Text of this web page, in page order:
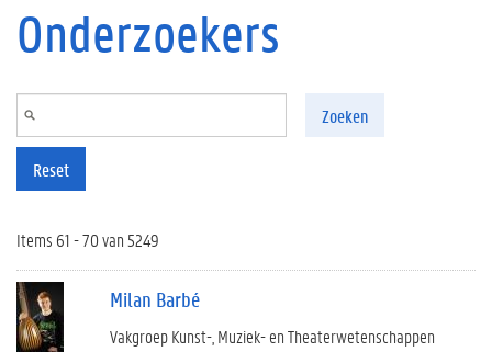
Onderzoekers
Zoeken
Reset
Items 61 - 70 van 5249
Milan Barbé
Vakgroep Kunst-, Muziek- en Theaterwetenschappen